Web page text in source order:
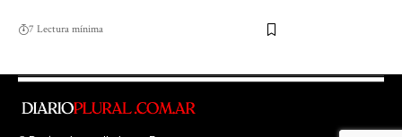
7 Lectura mínima